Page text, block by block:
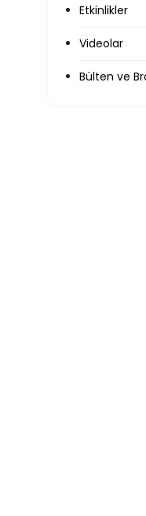
Etkinlikler
Videolar
Bülten ve